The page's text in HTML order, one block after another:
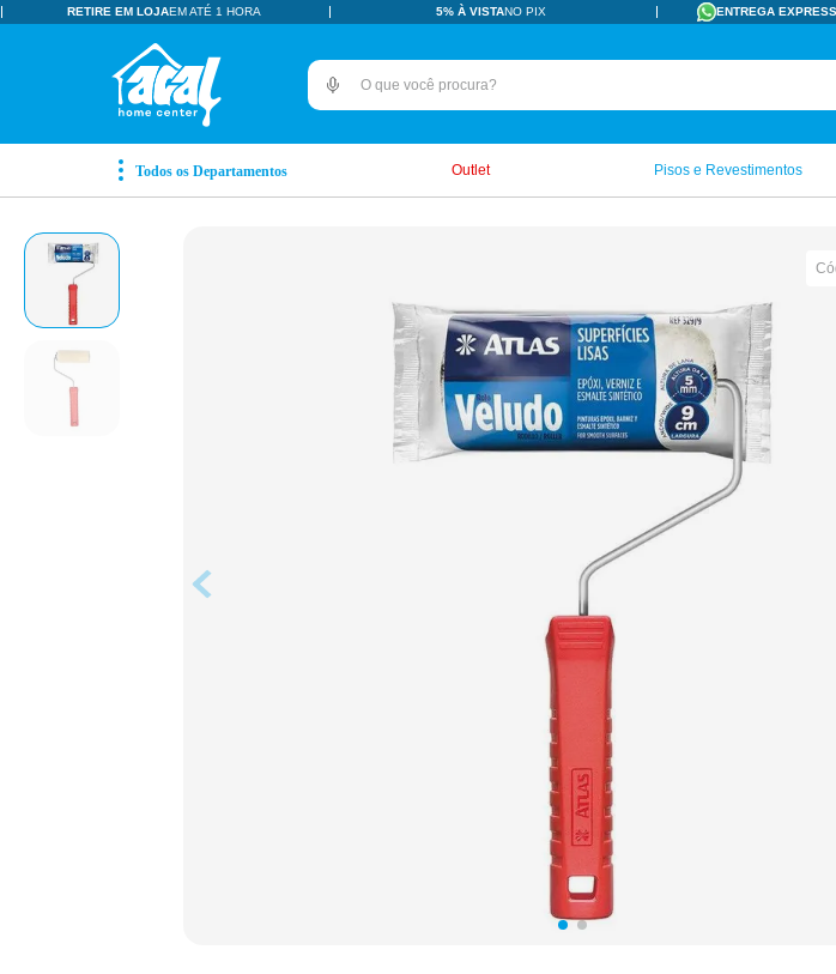
RETIRE EM LOJAEM ATÉ 1 HORA 5% À VISTANO PIX ENTREGA EXPRESS
O que você procura?
Outlet Pisos e Revestimentos
TERMOS MAIS BUSCADOS
pisos revestimentos
2º ceramica
3º tinta
porcelanato
5º revestimento
pia